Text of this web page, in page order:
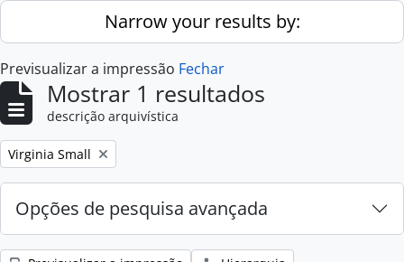
Skip to main contentNarrow your results by:
Previsualizar a impressão Fechar
Mostrar 1 resultados
descrição arquivística
Remove filter:
Virginia Small
Opções de pesquisa avançada